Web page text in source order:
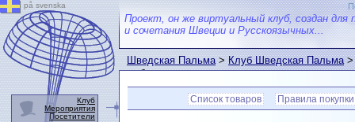
Проект, он же виртуальный клуб, создан для
и сочетания Швеции и Русскоязычных...
Шведская Пальма>Клуб Шведская Пальма
выбранном товаре.
Список товаров Правила покупки
på svenska
Клуб
Мероприятия
Посетители